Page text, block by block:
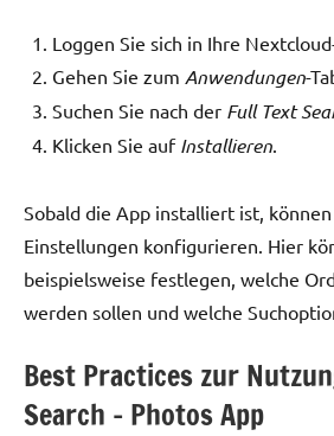
Loggen Sie sich in Ihre
Gehen Sie zum Anwendungen-
Suchen Sie nach der Full Text
Klicken Sie auf Installieren
Sobald die App installiert ist,
Einstellungen konfigurieren. Hier
beispielsweise festlegen, welche
werden sollen und welche
Best Practices zur
Search – Photos App